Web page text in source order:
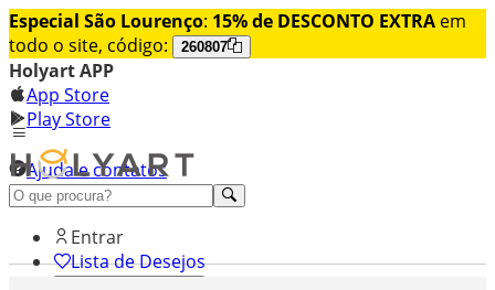
Especial São Lourenço: 15% de DESCONTO EXTRA em
todo o site, código:
260807
Holyart APP
App Store
Play Store
Ajuda e contatos
Conheça premium
Entrar
Lista de Desejos